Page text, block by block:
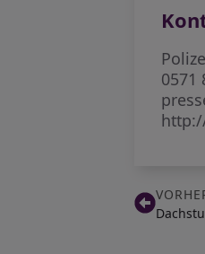
0571